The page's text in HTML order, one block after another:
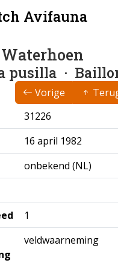
Avifauna
pusilla ·
Vorige
31226
16 april 1982
onbekend (NL)
1
veldwaarneming